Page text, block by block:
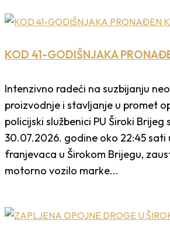
KOD 41-GODIŠNJAKA
Intenzivno radeći na suzbijanju
proizvodnje i stavljanje u promet
policijski službenici PU Široki Brijeg
30.07.2026. godine oko 22:45 sati
franjevaca u Širokom Brijegu,
motorno vozilo marke...